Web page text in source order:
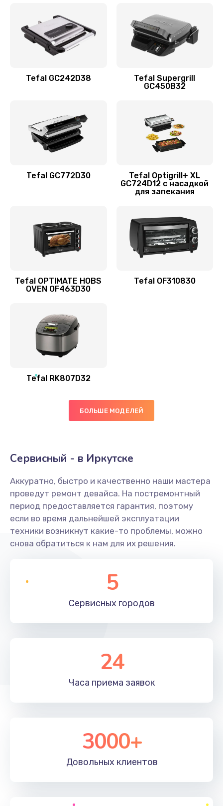
Tefal GC242D38
Tefal Supergrill
GC450B32
Tefal GC772D30
Tefal Optigrill+ XL
GC724D12 с насадкой
для запекания
Tefal OPTIMATE HOBS
OVEN OF463D30
Tefal OF310830
Tefal RK807D32
БОЛЬШЕ МОДЕЛЕЙ
Сервисный - в Иркутске
Аккуратно, быстро и качественно наши мастера
проведут ремонт девайса. На постремонтный
период предоставляется гарантия, поэтому
если во время дальнейшей эксплуатации
техники возникнут какие-то проблемы, можно
снова обратиться к нам для их решения.
5
Сервисных городов
24
Часа приема заявок
3000+
Довольных клиентов